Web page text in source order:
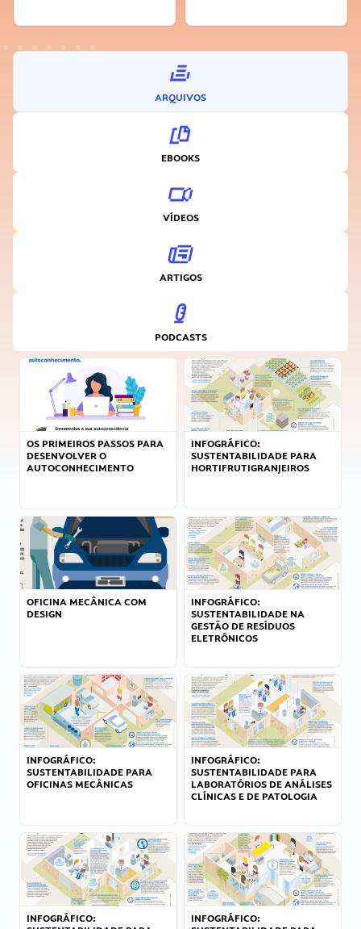
ARQUIVOS
EBOOKS
VÍDEOS
ARTIGOS
PODCASTS
OS PRIMEIROS PASSOS PARA
DESENVOLVER O
AUTOCONHECIMENTO
INFOGRÁFICO:
SUSTENTABILIDADE PARA
HORTIFRUTIGRANJEIROS
OFICINA MECÂNICA COM
DESIGN
INFOGRÁFICO:
SUSTENTABILIDADE NA
GESTÃO DE RESÍDUOS
ELETRÔNICOS
INFOGRÁFICO:
SUSTENTABILIDADE PARA
OFICINAS MECÂNICAS
INFOGRÁFICO:
SUSTENTABILIDADE PARA
LABORATÓRIOS DE ANÁLISES
CLÍNICAS E DE PATOLOGIA
INFOGRÁFICO:
INFOGRÁFICO: